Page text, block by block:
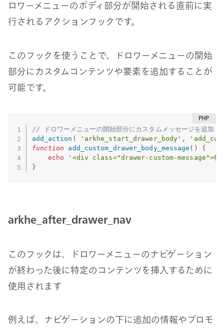
ロワーメニューのボディ部分が開始される直前に実
行されるアクションフックです。
このフックを使うことで、ドロワーメニューの開始
部分にカスタムコンテンツや要素を追加することが
可能です。
// ドロワーメニューの開始部分にカスタムメッセージを追加
add_action ( 'arkhe_start_drawer_body' ,
function
add_custom_drawer_body_message ( )
{
echo
'<div class="drawer-custom-message">特別
}
arkhe_after_drawer_nav
このフックは、ドロワーメニューのナビゲーション
が終わった後に特定のコンテンツを挿入するために
使用されます
例えば、ナビゲーションの下に追加の情報やプロモ